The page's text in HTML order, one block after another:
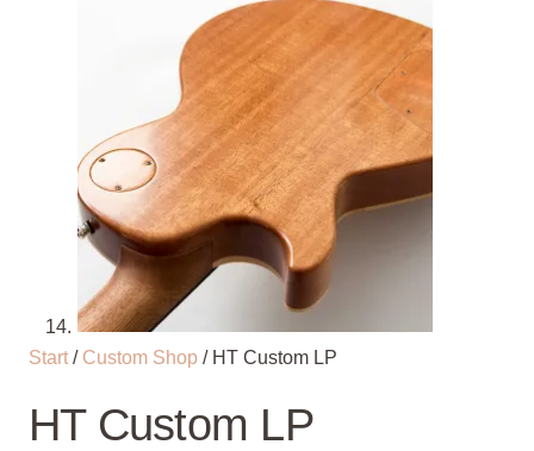
Start / Custom Shop / HT Custom LP
HT Custom LP